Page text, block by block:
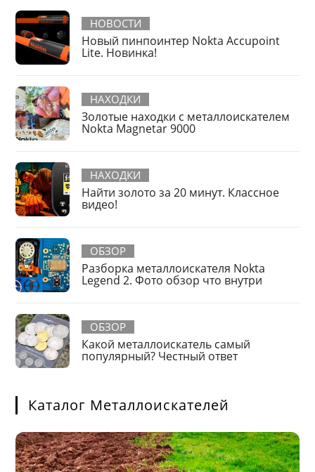
НОВОСТИ
Новый пинпоинтер Nokta Accupoint
Lite. Новинка!
НАХОДКИ
Золотые находки с металлоискателем
Nokta Magnetar 9000
НАХОДКИ
Найти золото за 20 минут. Классное
видео!
ОБЗОР
Разборка металлоискателя Nokta
Legend 2. Фото обзор что внутри
ОБЗОР
Какой металлоискатель самый
популярный? Честный ответ
Каталог Металлоискателей